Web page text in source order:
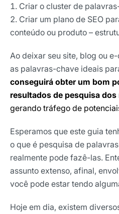
Criar o cluster de
Criar um plano de SEO
conteúdo ou produto –
Ao deixar seu site, blog ou
as palavras-chave ideais
conseguirá obter um bom
resultados de pesquisa
gerando tráfego de
Esperamos que este guia
o que é pesquisa de
realmente pode fazê-las.
assunto extenso, afinal,
você pode estar tendo
Hoje em dia, existem